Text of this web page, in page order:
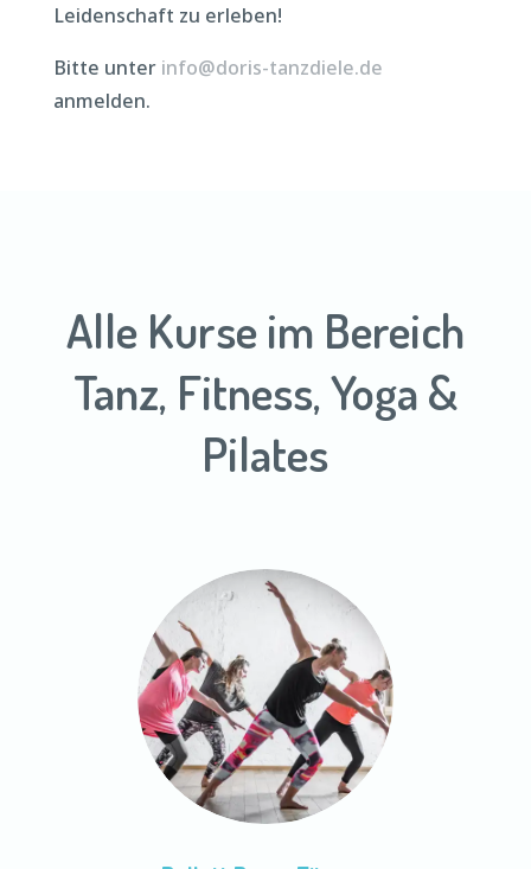
Leidenschaft zu erleben!
Bitte unter info@doris-tanzdiele.de
anmelden.
Alle Kurse im Bereich
Tanz, Fitness, Yoga &
Pilates